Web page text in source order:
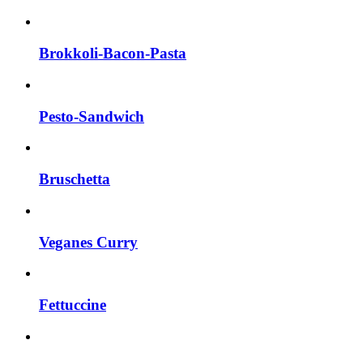
Brokkoli-Bacon-Pasta
Pesto-Sandwich
Bruschetta
Veganes Curry
Fettuccine